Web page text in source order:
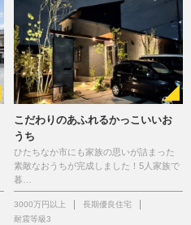
こだわりのあふれるかっこいいお
うち
ひたちなか市にも家族の思いが詰まった
素敵なおうちが完成しました！5人家族で
暮…
3000万円以上
長期優良住宅
耐震等級3